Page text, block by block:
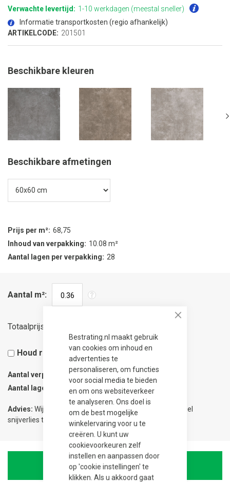
Bestrating.nl maakt gebruik
van cookies om inhoud en
advertenties te
personaliseren, om functies
voor social media te bieden
en om ons websiteverkeer
te analyseren. Ons doel is
om de best mogelijke
winkelervaring voor u te
creëren. U kunt uw
cookievoorkeuren zelf
instellen en aanpassen door
op 'cookie instellingen' te
klikken. Als u akkoord gaat
begin
de
afbeeldingen-
Verwachte levertijd: 1-10 werkdagen (meestal sneller)
Informatie transportkosten (regio afhankelijk)
ARTIKELCODE: 201501
Beschikbare kleuren
Beschikbare afmetingen
Prijs per m² 68,75
Inhoud van verpakking
10.08 m²
Aantal lagen per verpakking
28
Aantal m²
Totaalprijs
Houd rekening met 5% snijverlies
Aantal verpakkingen 0.04
Aantal lagen
Advies: Wij adviseren 5% meer te bestellen om eventueel
snijverlies te compenseren.
In Winkelwagen